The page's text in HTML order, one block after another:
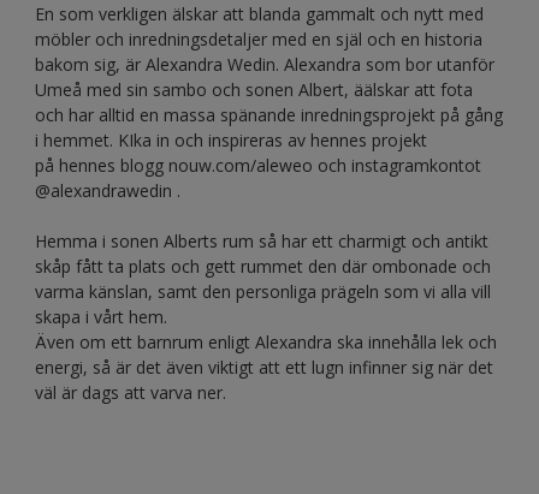
En som verkligen älskar att blanda gammalt och nytt med
möbler och inredningsdetaljer med en själ och en historia
bakom sig, är Alexandra Wedin. Alexandra som bor utanför
Umeå med sin sambo och sonen Albert, äälskar att fota
och har alltid en massa spänande inredningsprojekt på gång
i hemmet. KIka in och inspireras av hennes projekt
på hennes blogg nouw.com/aleweo och instagramkontot
@alexandrawedin .
Hemma i sonen Alberts rum så har ett charmigt och antikt
skåp fått ta plats och gett rummet den där ombonade och
varma känslan, samt den personliga prägeln som vi alla vill
skapa i vårt hem.
Även om ett barnrum enligt Alexandra ska innehålla lek och
energi, så är det även viktigt att ett lugn infinner sig när det
väl är dags att varva ner.